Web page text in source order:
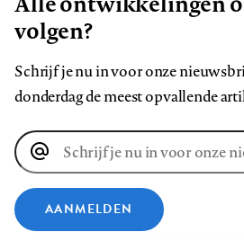
volgen?
Schrijf je nu in voor onze
donderdag de meest opvallende
E-
mailadres
AANMELDEN